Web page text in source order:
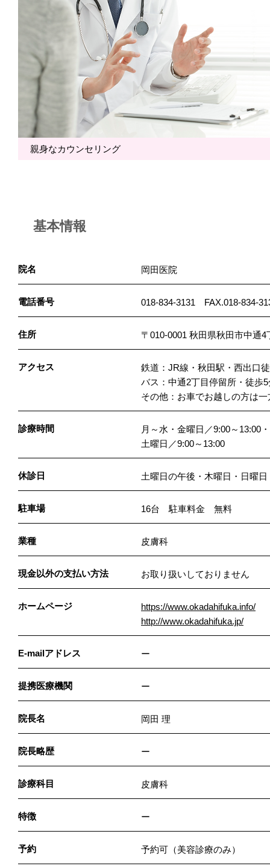
親身なカウンセリング
基本情報
院名 岡田医院
電話番号 018-834-3131 FAX.018-834-
住所 〒010-0001 秋田県秋田市中通4
アクセス
鉄道：JR線・秋田駅・西出口
バス：中通2丁目停留所・徒歩5
その他：お車でお越しの方は
診療時間
月～水・金曜日／9:00～13:00
土曜日／9:00～13:00
休診日 土曜日の午後・木曜日・日曜日
駐車場 16台 駐車料金 無料
業種 皮膚科
現金以外の支払い方法 お取り扱いしておりません
ホームページ
https://www.okadahifuka.info/
http://www.okadahifuka.jp/
E-mailアドレス ー
提携医療機関 ー
院長名 岡田 理
院長略歴 ー
診療科目 皮膚科
特徴 ー
予約 予約可（美容診療のみ）